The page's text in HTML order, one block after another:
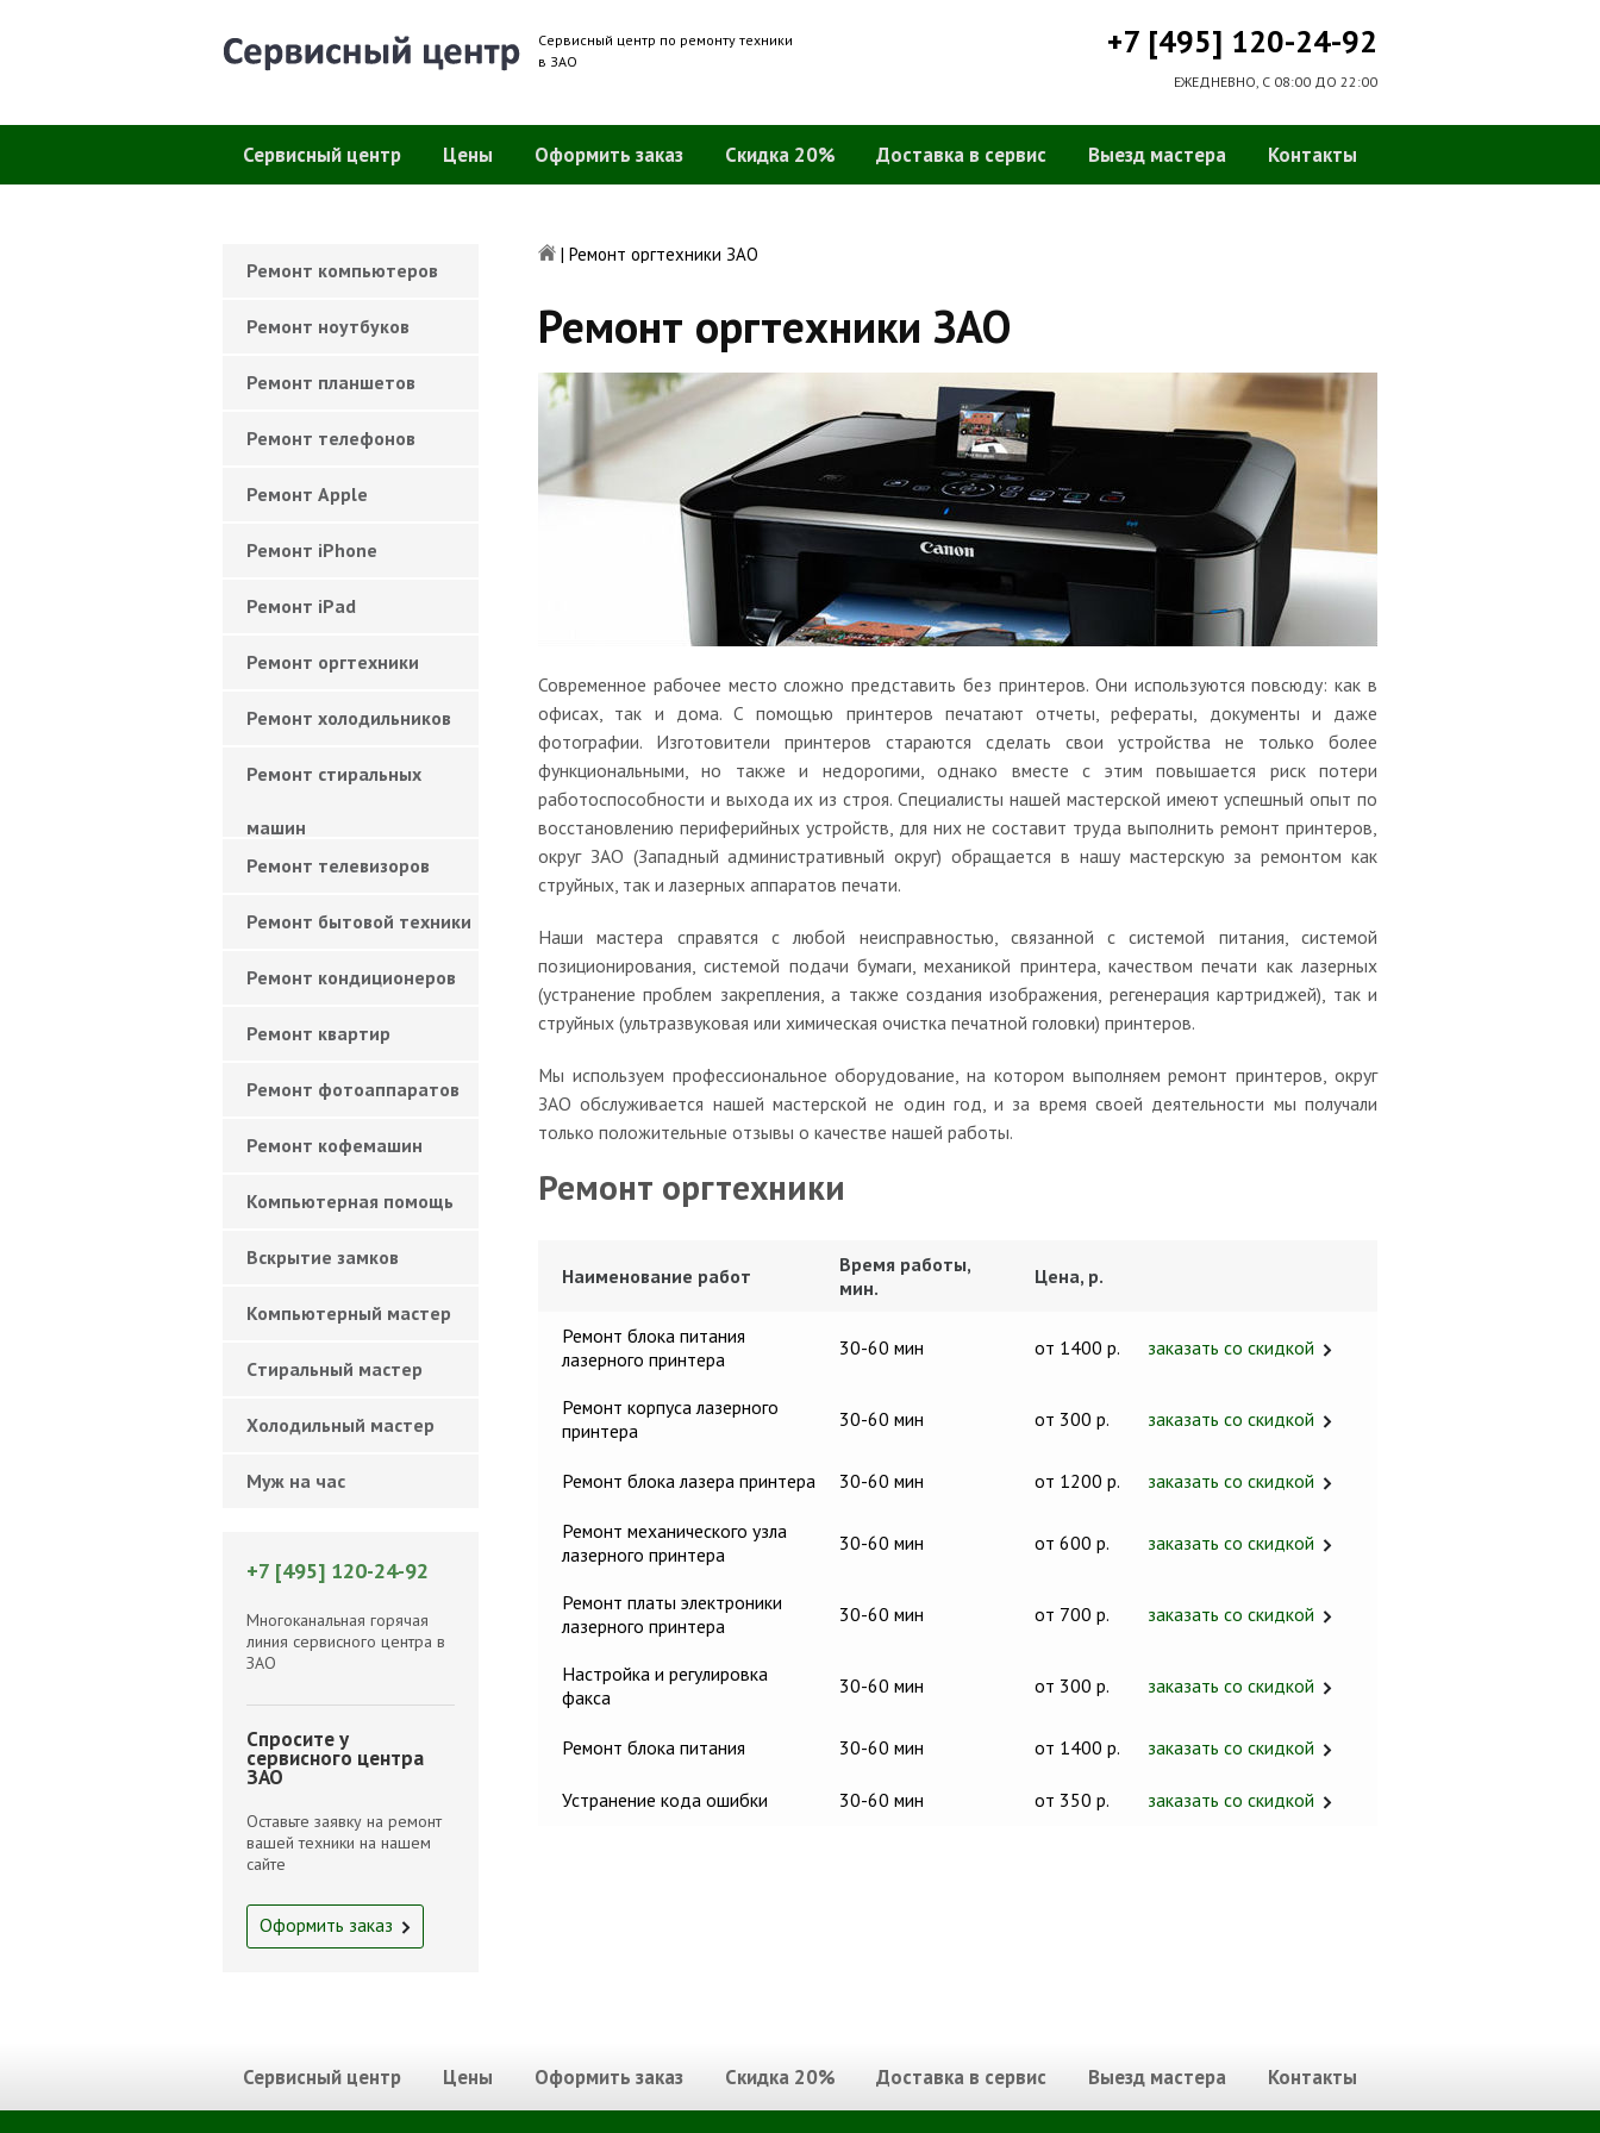
Сервисный центр по ремонту техники
в ЗАО
+7 [495] 120-24-92
ЕЖЕДНЕВНО, С 08:00 ДО 22:00
Сервисный центр Цены Оформить заказ Скидка 20% Доставка в сервис Выезд мастера Контакты
| Ремонт оргтехники ЗАО
Ремонт оргтехники ЗАО
Современное рабочее место сложно представить без принтеров. Они используются повсюду: как в
офисах, так и дома. С помощью принтеров печатают отчеты, рефераты, документы и даже
фотографии. Изготовители принтеров стараются сделать свои устройства не только более
функциональными, но также и недорогими, однако вместе с этим повышается риск потери
работоспособности и выхода их из строя. Специалисты нашей мастерской имеют успешный опыт по
восстановлению периферийных устройств, для них не составит труда выполнить ремонт принтеров,
округ ЗАО (Западный административный округ) обращается в нашу мастерскую за ремонтом как
струйных, так и лазерных аппаратов печати.
Наши мастера справятся с любой неисправностью, связанной с системой питания, системой
позиционирования, системой подачи бумаги, механикой принтера, качеством печати как лазерных
(устранение проблем закрепления, а также создания изображения, регенерация картриджей), так и
струйных (ультразвуковая или химическая очистка печатной головки) принтеров.
Мы используем профессиональное оборудование, на котором выполняем ремонт принтеров, округ
ЗАО обслуживается нашей мастерской не один год, и за время своей деятельности мы получали
только положительные отзывы о качестве нашей работы.
Ремонт оргтехники
Наименование работ
Время работы,
мин.
Цена, р.
Ремонт блока питания
лазерного принтера
30-60 мин от 1400 р. заказать со скидкой
Ремонт корпуса лазерного
принтера
30-60 мин от 300 р. заказать со скидкой
Ремонт блока лазера принтера 30-60 мин от 1200 р. заказать со скидкой
Ремонт механического узла
лазерного принтера
30-60 мин от 600 р. заказать со скидкой
Ремонт платы электроники
лазерного принтера
30-60 мин от 700 р. заказать со скидкой
Настройка и регулировка
факса
30-60 мин от 300 р. заказать со скидкой
Ремонт блока питания 30-60 мин от 1400 р. заказать со скидкой
Устранение кода ошибки 30-60 мин от 350 р. заказать со скидкой
Ремонт компьютеров
Ремонт ноутбуков
Ремонт планшетов
Ремонт телефонов
Ремонт Apple
Ремонт iPhone
Ремонт iPad
Ремонт оргтехники
Ремонт холодильников
Ремонт стиральных
машин
Ремонт телевизоров
Ремонт бытовой техники
Ремонт кондиционеров
Ремонт квартир
Ремонт фотоаппаратов
Ремонт кофемашин
Компьютерная помощь
Вскрытие замков
Компьютерный мастер
Cтиральный мастер
Холодильный мастер
Муж на час
+7 [495] 120-24-92
Многоканальная горячая
линия сервисного центра в
ЗАО
Спросите у
сервисного центра
ЗАО
Оставьте заявку на ремонт
вашей техники на нашем
сайте
Оформить заказ
Сервисный центр Цены Оформить заказ Скидка 20% Доставка в сервис Выезд мастера Контакты